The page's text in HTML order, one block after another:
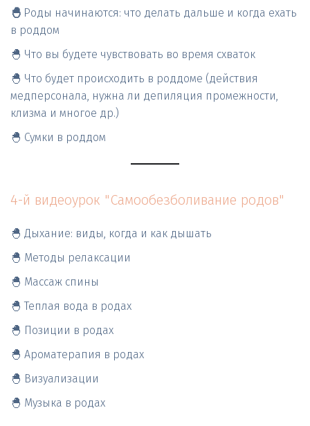
🐣 Роды начинаются: что делать дальше и когда ехать
в роддом
🐣 Что вы будете чувствовать во время схваток
🐣 Что будет происходить в роддоме (действия
медперсонала, нужна ли депиляция промежности,
клизма и многое др.)
🐣 Сумки в роддом
4-й видеоурок "Самообезболивание родов"
🐣 Дыхание: виды, когда и как дышать
🐣 Методы релаксации
🐣 Массаж спины
🐣 Теплая вода в родах
🐣 Позиции в родах
🐣 Ароматерапия в родах
🐣 Визуализации
🐣 Музыка в родах